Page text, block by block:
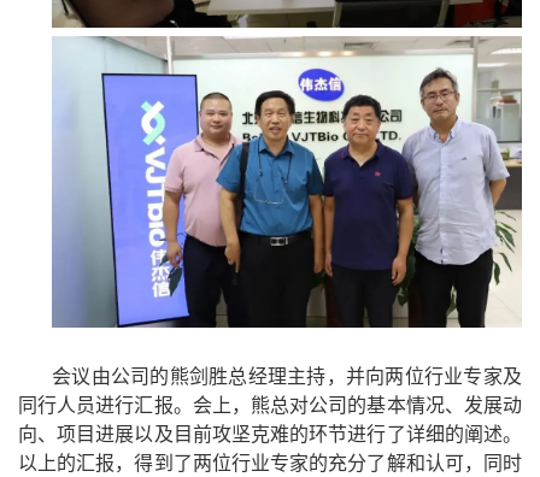
会议由公司的熊剑胜总经理主持，并向两位行业专家及
同行人员进行汇报。会上，熊总对公司的基本情况、发展动
向、项目进展以及目前攻坚克难的环节进行了详细的阐述。
以上的汇报，得到了两位行业专家的充分了解和认可，同时